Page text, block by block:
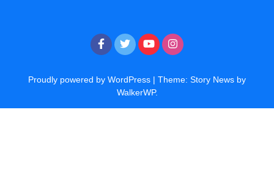
Proudly powered by WordPress | Theme: Story News by
WalkerWP.